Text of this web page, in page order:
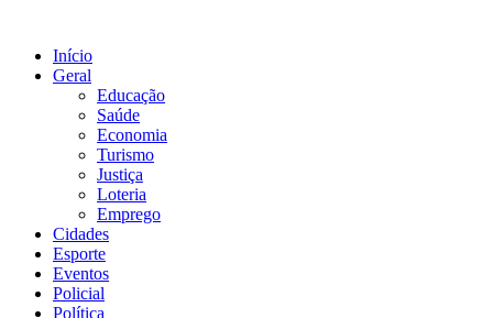
conteúdo
Início
Geral
Educação
Saúde
Economia
Turismo
Justiça
Loteria
Emprego
Cidades
Esporte
Eventos
Policial
Política